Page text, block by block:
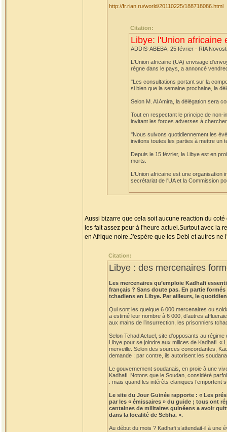
http://fr.rian.ru/world/20110225/188718086.html
Citation:
Libye: l'Union africaine
ADDIS-ABEBA, 25 février - RIA Novosti
L'Union africaine (UA) envisage
règne dans le pays, a annoncé
"Les consultations portant sur la
si bien que la semaine prochaine, la
Selon M. Al Amira, la délégation sera
Tout en respectant le principe de non-
invitant les forces adverses à
"Nous suivons quotidiennement les
invitons toutes les parties à mettre un
Depuis le 15 février, la Libye est en
morts.
L'Union africaine est une organisation
secrétariat de l'UA et la Commission
Aussi bizarre que cela soit aucune reaction du
les fait assez peur à l'heure actuel.Surtout avec la
en Afrique noire.J'espère que les Debi et autres ne
Citation:
Libye : des mercenaires
Les mercenaires qu’emploie Kadhafi
français ? Sans doute pas. En partie
tchadiens en Libye. Par ailleurs, le
Qui sont les quelque 6 000 mercenaires ou
a estimé leur nombre à 6 000, d’autres
aux mains de l’insurrection, les prisonniers
Selon Tchad Actuel, site d’opposants au
Libye pour se joindre aux milices de Kadhafi. «
merveille. Selon des sources concordantes,
demande ; par contre, ils autorisent les
Le gouvernement soudanais, en proie à une
Kadhafi. Notons que le Soudan, considéré
: mais quand les intérêts claniques
Le site du Jour Guinée rapporte : « Les
par les « émissaires » du guide ; tous ont
centaines de militaires guinéens a avoir
dans la localité de Sebha. ».
Au début du mois ? Kadhafi s’attendait-il à une